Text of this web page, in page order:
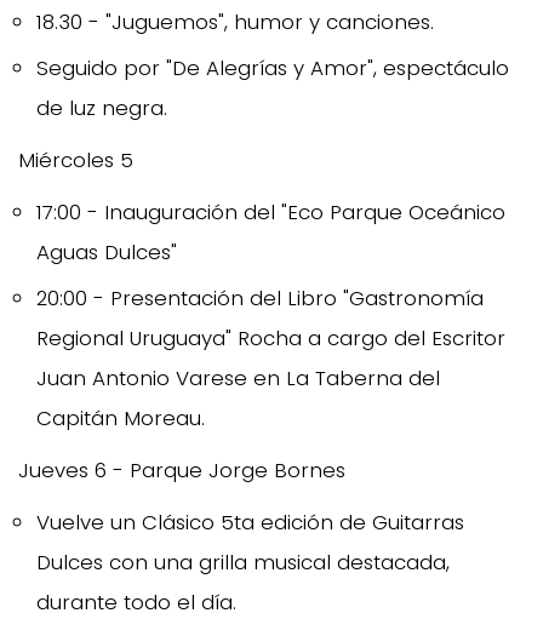
18.30 - "Juguemos", humor y canciones.
Seguido por "De Alegrías y Amor", espectáculo
de luz negra.
Miércoles 5
17:00 - Inauguración del "Eco Parque Oceánico
Aguas Dulces"
20:00 - Presentación del Libro "Gastronomía
Regional Uruguaya" Rocha a cargo del Escritor
Juan Antonio Varese en La Taberna del
Capitán Moreau.
Jueves 6 - Parque Jorge Bornes
Vuelve un Clásico 5ta edición de Guitarras
Dulces con una grilla musical destacada,
durante todo el día.